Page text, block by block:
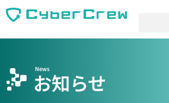
お知らせ
News